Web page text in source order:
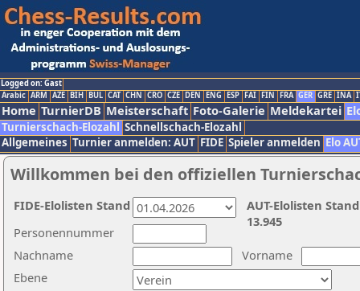
Logged on: Gast
Arabic ARM AZE BIH BUL CAT CHN CRO CZE DEN ENG ESP FAI FIN FRA GER GRE INA
Home TurnierDB Meisterschaft Foto-Galerie Meldekartei
Turnierschach-Elozahl Schnellschach-Elozahl
Allgemeines Turnier anmelden: AUT FIDE Spieler anmelden Elo
Willkommen bei den offiziellen
Nachname
Vorname
Ebene
Personennummer
AUT-Elolisten
13.945
FIDE-Elolisten Stand